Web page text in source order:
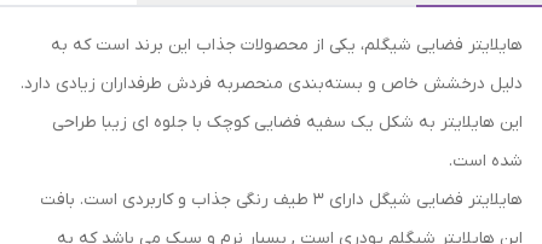
هایلایتر فضایی شیگلم، یکی از محصولات جذاب این برند است که به
دلیل درخشش خاص و بسته‌بندی منحصربه‌ فردش طرفداران زیادی دارد.
این هایلایتر به شکل یک سفیه فضایی کوچک با جلوه ای زیبا طراحی
شده است.
هایلایتر فضایی شیگل دارای 3 طیف رنگی جذاب و کاربردی است. بافت
این هایلایتر شیگلم پودری است , بسیار نرم و سبک می باشد که به